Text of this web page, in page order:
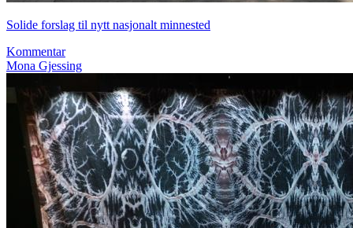
Solide forslag til nytt nasjonalt minnested
Kommentar
Mona Gjessing